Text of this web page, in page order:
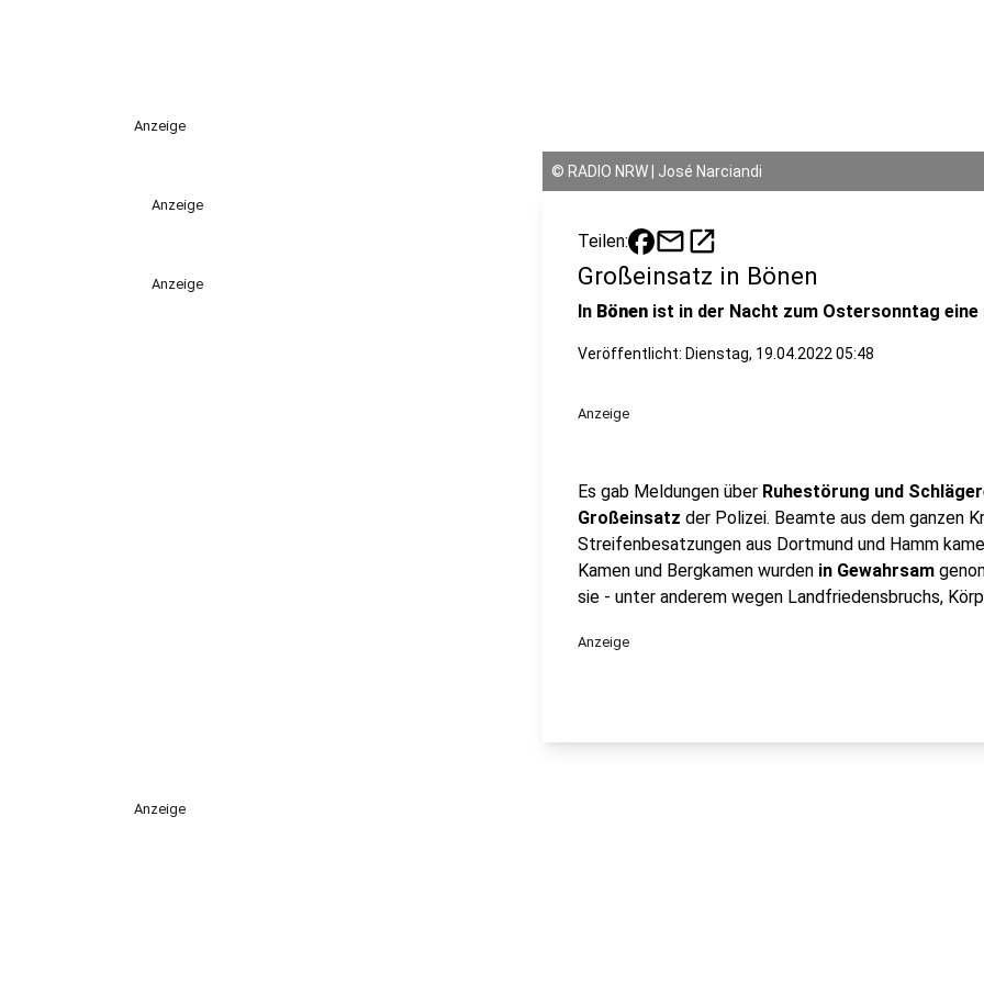
Anzeige
Anzeige
Anzeige
© RADIO NRW | José Narciandi
Teilen: mailopen_in_new
Großeinsatz in Bönen
In Bönen ist in der Nacht zum Ostersonntag eine
Veröffentlicht: Dienstag, 19.04.2022 05:48
Anzeige
Es gab Meldungen über Ruhestörung und
Großeinsatz der Polizei. Beamte aus dem ganzen
Streifenbesatzungen aus Dortmund und Hamm
Kamen und Bergkamen wurden in Gewahrsam
sie - unter anderem wegen Landfriedensbruchs,
Anzeige
Anzeige